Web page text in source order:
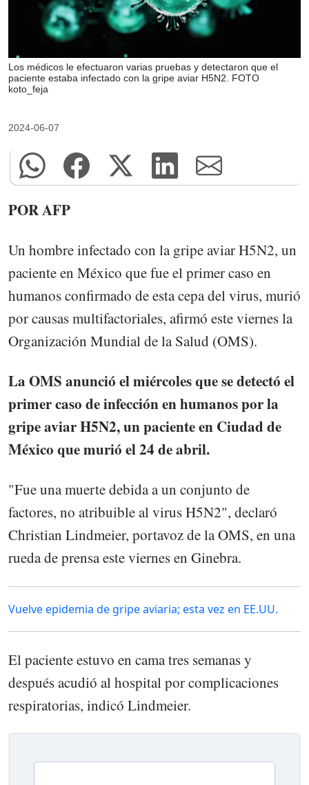
Los médicos le efectuaron varias pruebas y detectaron que el
paciente estaba infectado con la gripe aviar H5N2. FOTO
koto_feja
2024-06-07
POR AFP
Un hombre infectado con la gripe aviar H5N2, un
paciente en México que fue el primer caso en
humanos confirmado de esta cepa del virus, murió
por causas multifactoriales, afirmó este viernes la
Organización Mundial de la Salud (OMS).
La OMS anunció el miércoles que se detectó el
primer caso de infección en humanos por la
gripe aviar H5N2, un paciente en Ciudad de
México que murió el 24 de abril.
"Fue una muerte debida a un conjunto de
factores, no atribuible al virus H5N2", declaró
Christian Lindmeier, portavoz de la OMS, en una
rueda de prensa este viernes en Ginebra.
Vuelve epidemia de gripe aviaria; esta vez en EE.UU.
El paciente estuvo en cama tres semanas y
después acudió al hospital por complicaciones
respiratorias, indicó Lindmeier.